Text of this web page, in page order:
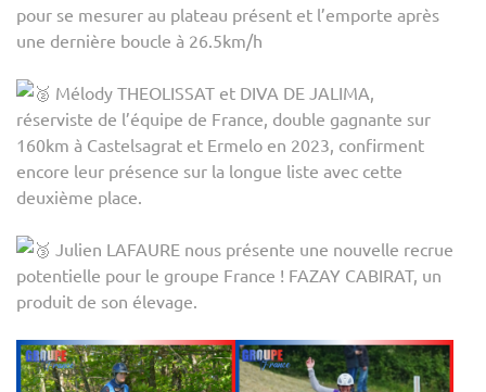
pour se mesurer au plateau présent et l’emporte après
une dernière boucle à 26.5km/h
Mélody THEOLISSAT et DIVA DE JALIMA,
réserviste de l’équipe de France, double gagnante sur
160km à Castelsagrat et Ermelo en 2023, confirment
encore leur présence sur la longue liste avec cette
deuxième place.
Julien LAFAURE nous présente une nouvelle recrue
potentielle pour le groupe France ! FAZAY CABIRAT, un
produit de son élevage.